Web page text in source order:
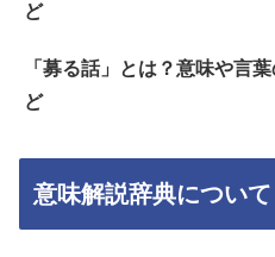
ど
「募る話」とは？意味や言
ど
意味解説辞典について